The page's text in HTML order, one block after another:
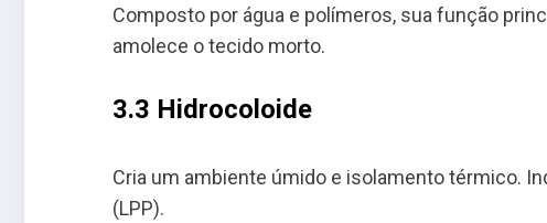
Composto por água e polímeros, sua função
amolece o tecido morto.
3.3 Hidrocoloide
Cria um ambiente úmido e isolamento térmico.
(LPP).